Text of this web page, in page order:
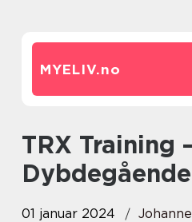
MYELIV.no
TRX Training – En
01 januar 2024